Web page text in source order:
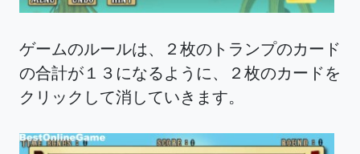
ゲームのルールは、２枚のトランプのカード
の合計が１３になるように、２枚のカードを
クリックして消していきます。